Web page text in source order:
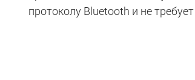
протоколу Bluetooth и не